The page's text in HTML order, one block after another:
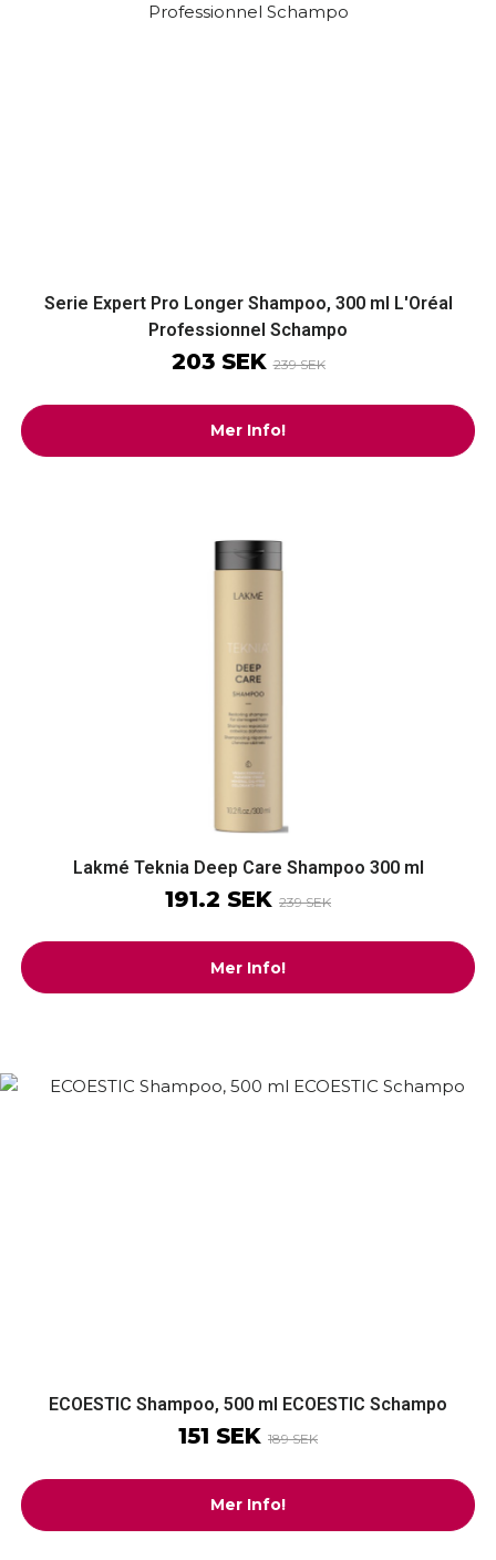
Serie Expert Pro Longer Shampoo, 300 ml L'Oréal
Professionnel Schampo
203 SEK239 SEK
Mer Info!
Lakmé Teknia Deep Care Shampoo 300 ml
191.2 SEK 239 SEK
Mer Info!
ECOESTIC Shampoo, 500 ml ECOESTIC Schampo
151 SEK 189 SEK
Mer Info!